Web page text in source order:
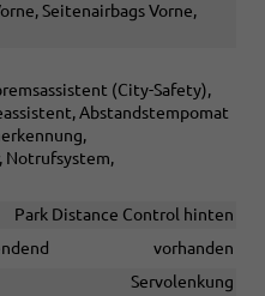
Seitenairbags Vorne,
(City-Safety),
Abstandstempomat
Notrufsystem,
Park Distance Control hinten
vorhanden
Servolenkung